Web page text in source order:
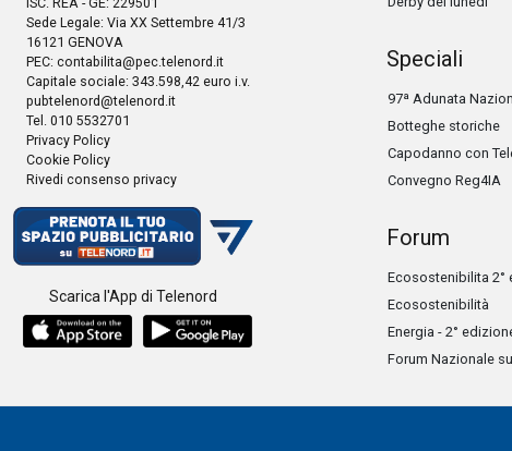
Sede Legale: Via XX Settembre 41/3
16121 GENOVA
PEC: contabilita@pec.telenord.it
Capitale sociale: 343.598,42 euro i.v.
pubtelenord@telenord.it
Tel. 010 5532701
Privacy Policy
Cookie Policy
Rivedi consenso privacy
Scarica l'App di Telenord
Speciali
97ª Adunata
Botteghe storiche
Capodanno con
Convegno Reg4IA
Forum
Ecosostenibilita 2°
Ecosostenibilità
Energia - 2°
Forum Nazionale